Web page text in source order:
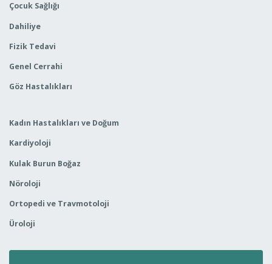
Çocuk Sağlığı
Dahiliye
Fizik Tedavi
Genel Cerrahi
Göz Hastalıkları
Kadın Hastalıkları ve Doğum
Kardiyoloji
Kulak Burun Boğaz
Nöroloji
Ortopedi ve Travmotoloji
Üroloji